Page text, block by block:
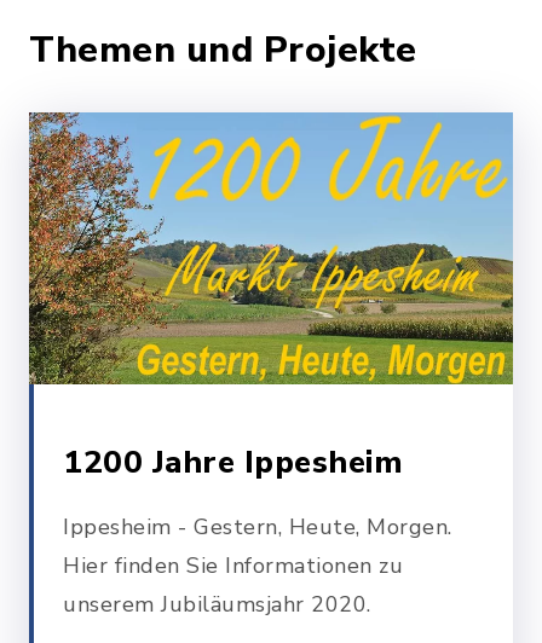
Themen und Projekte
1200 Jahre Ippesheim
Ippesheim - Gestern, Heute, Morgen.
Hier finden Sie Informationen zu
unserem Jubiläumsjahr 2020.